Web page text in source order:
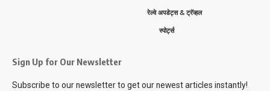
रेल्वे अपडेट्स & ट्रॅव्हल
स्पोर्ट्स
Sign Up for Our Newsletter
Subscribe to our newsletter to get our newest articles instantly!